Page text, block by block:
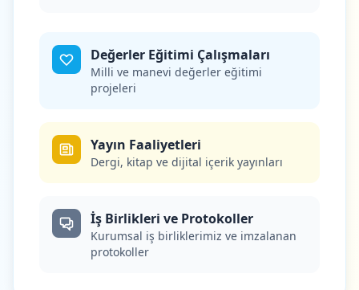
Değerler Eğitimi Çalışmaları
Milli ve manevi değerler eğitimi
projeleri
Yayın Faaliyetleri
Dergi, kitap ve dijital içerik yayınları
İş Birlikleri ve Protokoller
Kurumsal iş birliklerimiz ve imzalanan
protokoller